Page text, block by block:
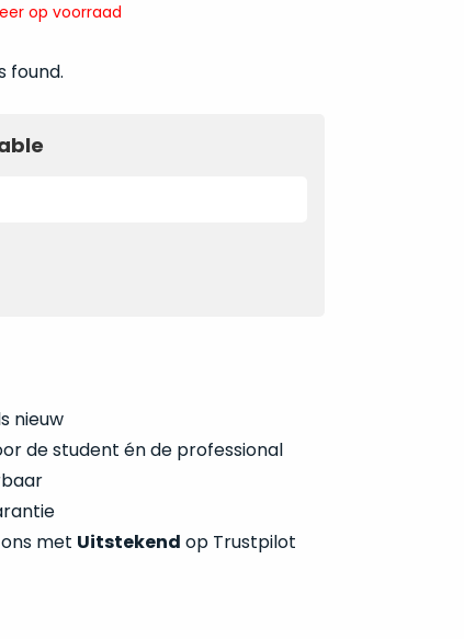
op voorraad
found.
nieuw
de student én de professional
met Uitstekend op Trustpilot